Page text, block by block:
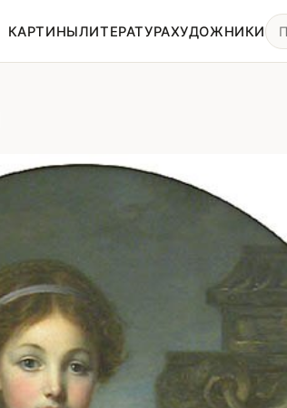
КАРТИНЫЛИТЕРАТУРАХУДОЖНИКИ